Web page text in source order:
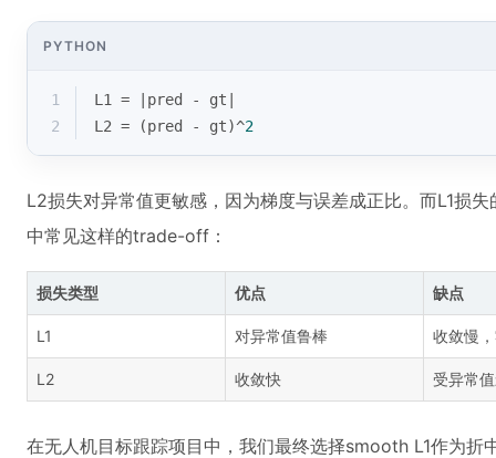
PYTHON
1
L1 = |pred - gt|
2
L2 = (pred - gt)^2
L2损失对异常值更敏感，因为梯度与误差成正比。而L1损
中常见这样的trade-off：
损失类型 优点 缺点
L1 对异常值鲁棒 收敛慢
L2 收敛快 受异常
在无人机目标跟踪项目中，我们最终选择smooth L1作为折